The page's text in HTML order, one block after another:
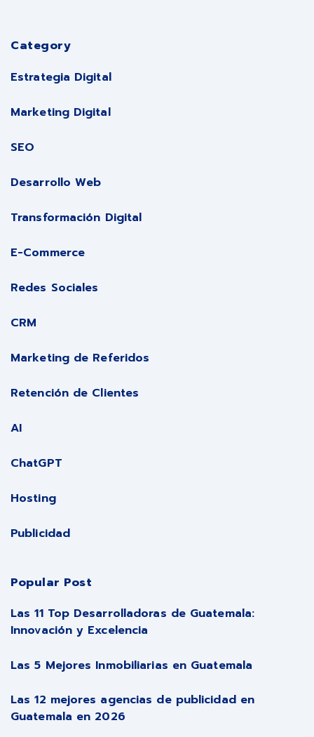
Category
Estrategia Digital
Marketing Digital
SEO
Desarrollo Web
Transformación Digital
E-Commerce
Redes Sociales
CRM
Marketing de Referidos
Retención de Clientes
AI
ChatGPT
Hosting
Publicidad
Popular Post
Las 11 Top Desarrolladoras de Guatemala:
Innovación y Excelencia
Las 5 Mejores Inmobiliarias en Guatemala
Las 12 mejores agencias de publicidad en
Guatemala en 2026